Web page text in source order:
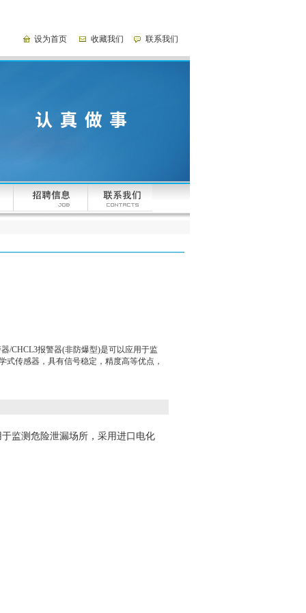
设为首页 收藏我们 联系我们
/CHCL3报警器(非防爆型)是可以应用于监
式传感器，具有信号稳定，精度高等优点，
监测危险泄漏场所，采用进口电化